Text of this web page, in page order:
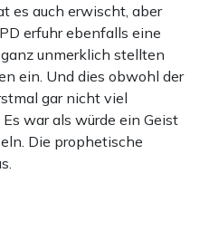
es auch erwischt, aber
erfuhr ebenfalls eine
unmerklich stellten
ein. Und dies obwohl der
gar nicht viel
war als würde ein Geist
Die prophetische